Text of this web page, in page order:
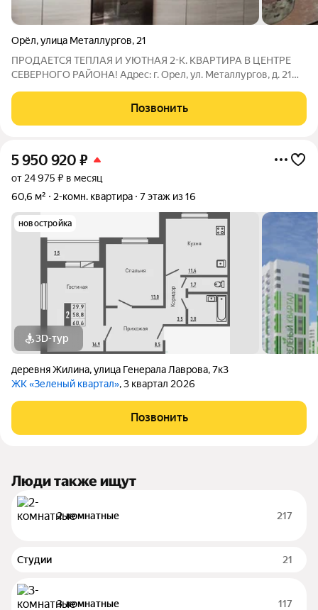
Орёл,улица Металлургов, 21
ПРОДАЕТСЯ ТЕПЛАЯ И УЮТНАЯ 2-К. КВАРТИРА В ЦЕНТРЕ
СЕВЕРНОГО РАЙОНА! Адрес: г. Орел, ул. Металлургов, д. 21
(идеальная для семьи или комфортной жизни вдвоем)
Квартира НЕ УГЛОВАЯ, стены
Позвонить
5 950 920 ₽
от 24 975 ₽ в месяц
60,6 м²
2-комн. квартира 7 этаж из 16
новостройка
3D-тур
деревня Жилина,улица Генерала Лаврова,7к3
ЖК «Зеленый квартал», 3 квартал 2026
Позвонить
Люди также ищут
2-комнатные 217
Студии 21
3-комнатные 117